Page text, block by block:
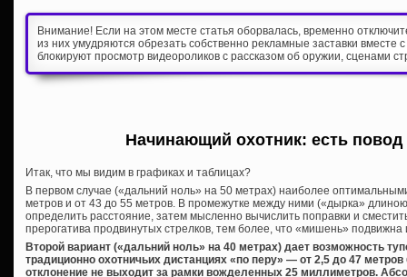
Внимание! Если на этом месте статья оборвалась, временно
из них умудряются обрезать собственно рекламные заставки вместе
блокируют просмотр видеороликов с рассказом об оружии, сценами
Начинающий охотник: есть
Итак, что мы видим в графиках и таблицах?
В первом случае («дальний ноль» на 50 метрах) наиболее
метров и от 43 до 55 метров. В промежутке между ними («дырка»
определить расстояние, затем мысленно вычислить поправки и
прерогатива продвинутых стрелков, тем более, что «мишень» подвижна
Второй вариант («дальний ноль» на 40 метрах) дает возможность
традиционно охотничьих дистанциях «по перу» — от 2,5 до 47
отклонение не выходит за рамки вожделенных 25 миллиметров.